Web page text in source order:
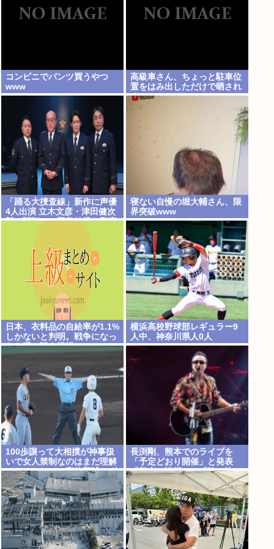
コンビニでパンツ買うやつ
www
高級車さん、ちょっと駐車位
置をはみ出しただけで晒され
るwwwWwwWWw
「踊る大捜査線」新作に声優
4人出演 立木文彦・津田健次
郎・関智一・野島健児ら警察
寝ない自慢の堀大輔さん、限
界突破www
日本、衣料品の自給率が1.1%
しかないと判明。戦争になっ
たら裸で戦う模様www
横浜高校野球部レギュラー9
人中、神奈川県人0人
100歩譲って大相撲が神事扱
いで女人禁制なのはまだ理解
できるとして、高校野球のグ
ラウンドが女人禁制だったの
はマジ意味わからん
長渕剛、熊本でのライブを
「予定どおり開催」と発表
「熊本の皆様へ」「強い決
意」のメッセージ&寄付も表
明